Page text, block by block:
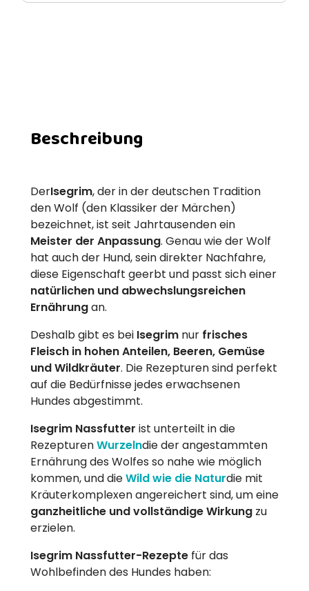
Beschreibung
DerIsegrim, der in der deutschen Tradition
den Wolf (den Klassiker der Märchen)
bezeichnet, ist seit Jahrtausenden ein
Meister der Anpassung. Genau wie der Wolf
hat auch der Hund, sein direkter Nachfahre,
diese Eigenschaft geerbt und passt sich einer
natürlichen und abwechslungsreichen
Ernährungan.
Deshalb gibt es bei Isegrim nur frisches
Fleisch in hohen Anteilen, Beeren, Gemüse
und Wildkräuter. Die Rezepturen sind perfekt
auf die Bedürfnisse jedes erwachsenen
Hundes abgestimmt.
Isegrim Nassfutter ist unterteilt in die
RezepturenWurzelndie der angestammten
Ernährung des Wolfes so nahe wie möglich
kommen, und dieWild wie die Naturdie mit
Kräuterkomplexen angereichert sind, um eine
ganzheitliche und vollständige Wirkung zu
erzielen.
Isegrim Nassfutter-Rezepte für das
Wohlbefinden des Hundes haben: